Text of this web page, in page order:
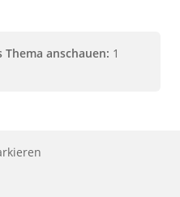
anschauen: 1